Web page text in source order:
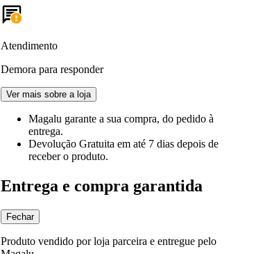
Atendimento
Demora para responder
Ver mais sobre a loja
Magalu garante a sua compra, do pedido à
entrega.
Devolução Gratuita em até 7 dias depois de
receber o produto.
Entrega e compra garantida
Fechar
Produto vendido por loja parceira e entregue pelo